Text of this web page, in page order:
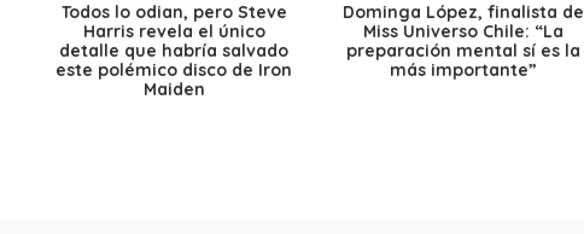
Todos lo odian, pero Steve
Harris revela el único
detalle que habría salvado
este polémico disco de Iron
Maiden
Dominga López, finalista de
Miss Universo Chile: “La
preparación mental sí es la
más importante”